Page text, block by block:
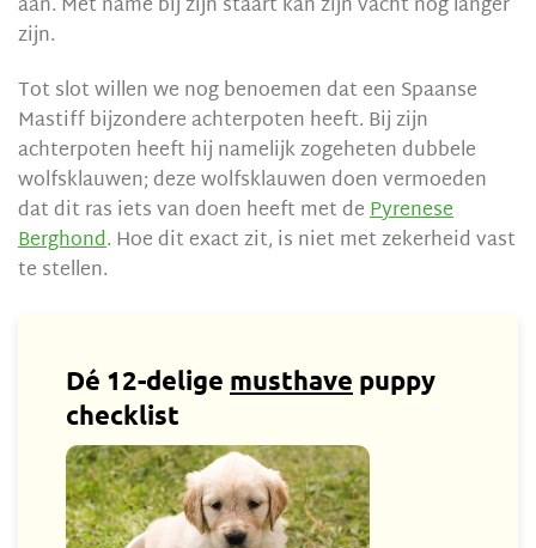
zijn.
Tot slot willen we nog benoemen dat een Spaanse
Mastiff bijzondere achterpoten heeft. Bij zijn
achterpoten heeft hij namelijk zogeheten dubbele
wolfsklauwen; deze wolfsklauwen doen vermoeden
dat dit ras iets van doen heeft met dePyrenese
Berghond. Hoe dit exact zit, is niet met zekerheid vast
te stellen.
Dé 12-delige musthave puppy
checklist